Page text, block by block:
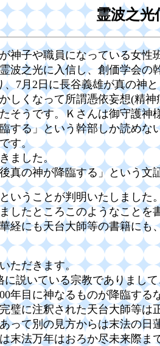
霊波之光
神子や職員になっている女性
波之光に入信し、創価学会
、7月2日に長谷義雄が真の神
しくなって所謂憑依妄想(精
そうです。Ｋさんは御守護
する」という幹部しか読め
す。
ました。
真の神が降臨する」という
いうことが判明いたしました
したところこのようなこと
経にも天台大師等の書籍に
ただきます。
説いている宗教でありまして
年目に神なるものが降臨する
璧に注釈された天台大師等は
って別の見方からは末法の日
末法万年はおろか尽未来際